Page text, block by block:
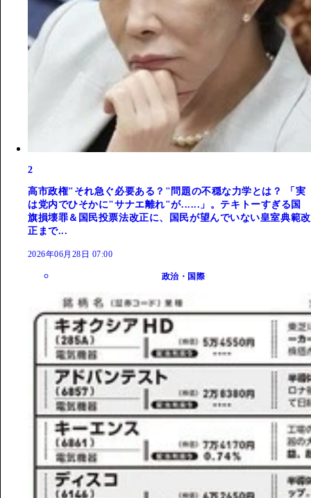
2
高市政権"それ急ぐ必要ある？"問題の不穏な力学とは？ 「実
は党内でひそかに"サナエ離れ"が......」。テキトーすぎる国
旗損壊罪＆国民投票法改正に、国民が望んでいない皇室典範改
正まで...
2026年06月28日 07:00
政治・国際